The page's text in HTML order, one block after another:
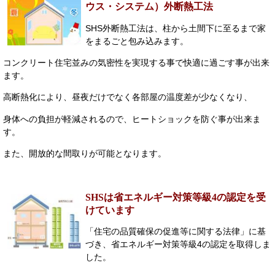
ウス・システム）外断熱工法
SHS外断熱工法は、柱から土間下に至るまで家
をまるごと包み込みます。
コンクリート住宅並みの気密性を実現する事で快適に過ごす事が出来
ます。
高断熱化により、昼夜だけでなく各部屋の温度差が少なくなり、
身体への負担が軽減されるので、ヒートショックを防ぐ事が出来ま
す。
また、開放的な間取りが可能となります。
SHSは省エネルギー対策等級4の認定を受
けています
「住宅の品質確保の促進等に関する法律」に基
づき、省エネルギー対策等級4の認定を取得しま
した。